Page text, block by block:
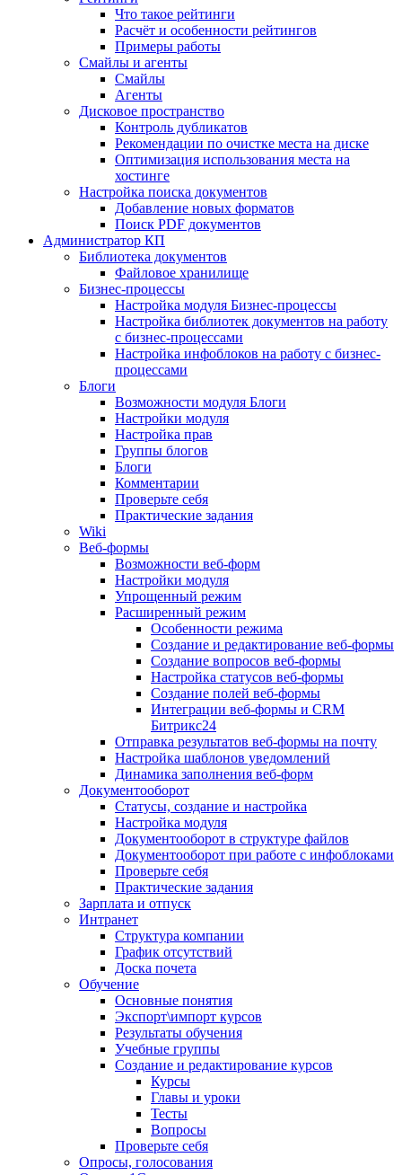
Что такое рейтинги
Расчёт и особенности рейтингов
Примеры работы
Смайлы и агенты
Смайлы
Агенты
Дисковое пространство
Контроль дубликатов
Рекомендации по очистке места на диске
Оптимизация использования места на
хостинге
Настройка поиска документов
Добавление новых форматов
Поиск PDF документов
Администратор КП
Библиотека документов
Файловое хранилище
Бизнес-процессы
Настройка модуля Бизнес-процессы
Настройка библиотек документов на работу
с бизнес-процессами
Настройка инфоблоков на работу с бизнес-
процессами
Блоги
Возможности модуля Блоги
Настройки модуля
Настройка прав
Группы блогов
Блоги
Комментарии
Проверьте себя
Практические задания
Wiki
Веб-формы
Возможности веб-форм
Настройки модуля
Упрощенный режим
Расширенный режим
Особенности режима
Создание и редактирование веб-формы
Создание вопросов веб-формы
Настройка статусов веб-формы
Создание полей веб-формы
Интеграции веб-формы и CRM
Битрикс24
Отправка результатов веб-формы на почту
Настройка шаблонов уведомлений
Динамика заполнения веб-форм
Документооборот
Статусы, создание и настройка
Настройка модуля
Документооборот в структуре файлов
Документооборот при работе с инфоблоками
Проверьте себя
Практические задания
Зарплата и отпуск
Интранет
Структура компании
График отсутствий
Доска почета
Обучение
Основные понятия
Экспорт\импорт курсов
Результаты обучения
Учебные группы
Создание и редактирование курсов
Курсы
Главы и уроки
Тесты
Вопросы
Проверьте себя
Опросы, голосования